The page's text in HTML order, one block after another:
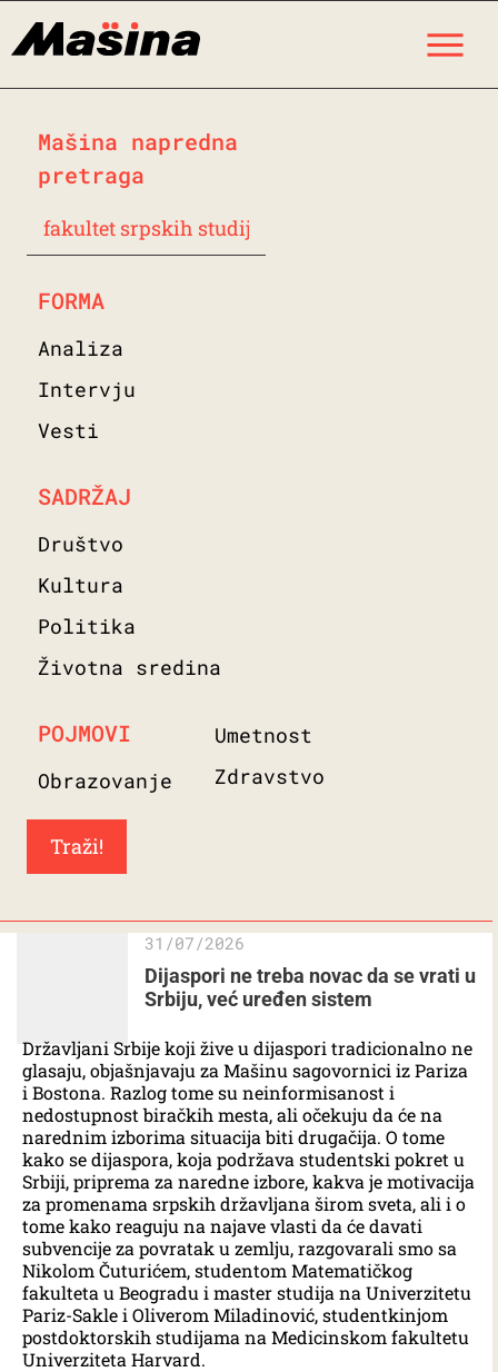
to
Mašina napredna
pretraga
ovo
za
pretragu
FORMA
Analiza
Intervju
Vesti
SADRŽAJ
Društvo
Kultura
Politika
Životna sredina
POJMOVI
Obrazovanje
Umetnost
Zdravstvo
31/07/2026
Dijaspori ne treba novac da se vrati u
Srbiju, već uređen sistem
Državljani Srbije koji žive u dijaspori tradicionalno ne
glasaju, objašnjavaju za Mašinu sagovornici iz Pariza
i Bostona. Razlog tome su neinformisanost i
nedostupnost biračkih mesta, ali očekuju da će na
narednim izborima situacija biti drugačija. O tome
kako se dijaspora, koja podržava studentski pokret u
Srbiji, priprema za naredne izbore, kakva je motivacija
za promenama srpskih državljana širom sveta, ali i o
tome kako reaguju na najave vlasti da će davati
subvencije za povratak u zemlju, razgovarali smo sa
Nikolom Čuturićem, studentom Matematičkog
fakulteta u Beogradu i master studija na Univerzitetu
Pariz-Sakle i Oliverom Miladinović, studentkinjom
postdoktorskih studijama na Medicinskom fakultetu
Univerziteta Harvard.